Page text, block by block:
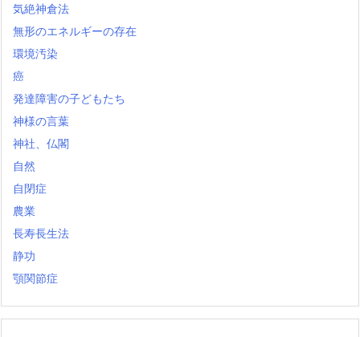
気絶神倉法
無形のエネルギーの存在
環境汚染
癌
発達障害の子どもたち
神様の言葉
神社、仏閣
自然
自閉症
農業
長寿長生法
静功
顎関節症